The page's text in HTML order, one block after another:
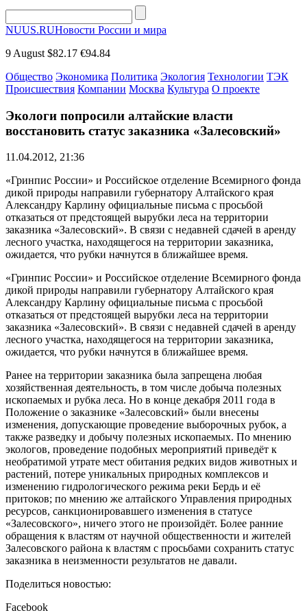
NUUS.RUНовости России и мира
9 August $82.17 €94.84
Общество Экономика Политика Экология Технологии ТЭК
Происшествия Компании Москва Культура О проекте
Экологи попросили алтайские власти
восстановить статус заказника «Залесовский»
11.04.2012, 21:36
«Гринпис России» и Российское отделение Всемирного фонда
дикой природы направили губернатору Алтайского края
Александру Карлину официальные письма с просьбой
отказаться от предстоящей вырубки леса на территории
заказника «Залесовский». В связи с недавней сдачей в аренду
лесного участка, находящегося на территории заказника,
ожидается, что рубки начнутся в ближайшее время.
«Гринпис России» и Российское отделение Всемирного фонда
дикой природы направили губернатору Алтайского края
Александру Карлину официальные письма с просьбой
отказаться от предстоящей вырубки леса на территории
заказника «Залесовский». В связи с недавней сдачей в аренду
лесного участка, находящегося на территории заказника,
ожидается, что рубки начнутся в ближайшее время.
Ранее на территории заказника была запрещена любая
хозяйственная деятельность, в том числе добыча полезных
ископаемых и рубка леса. Но в конце декабря 2011 года в
Положение о заказнике «Залесовский» были внесены
изменения, допускающие проведение выборочных рубок, а
также разведку и добычу полезных ископаемых. По мнению
экологов, проведение подобных мероприятий приведёт к
необратимой утрате мест обитания редких видов животных и
растений, потере уникальных природных комплексов и
изменению гидрологического режима реки Бердь и её
притоков; по мнению же алтайского Управления природных
ресурсов, санкционировавшего изменения в статусе
«Залесовского», ничего этого не произойдёт. Более ранние
обращения к властям от научной общественности и жителей
Залесовского района к властям с просьбами сохранить статус
заказника в неизменности результатов не давали.
Поделиться новостью:
Facebook